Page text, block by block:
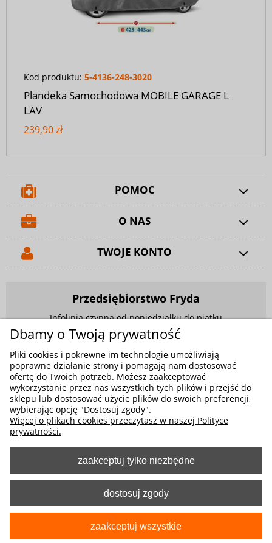
Kod produktu: 5-4136-248-3020
Plandeka Samochodowa MOBILE GARAGE L
LAV
239,90 zł
POMOC
O NAS
TWOJE KONTO
Przedsiębiorstwo Fryda
Infolinia czynna od poniedziałku do piątku
w godzinach 9.00 - 17.00
881 703 704
E-mail:sklep@fryda.com.pl
Sklepy stacjonarne:
ul. Składowa 26, 34-400 Nowy Targ
ul. Żywiecka 91, 43-300 Bielsko-Biała
MOŻLIWE FORMY PŁATNOŚCI
pokaż pełną wersję strony
Dbamy o Twoją prywatność
Pliki cookies i pokrewne im technologie umożliwiają
poprawne działanie strony i pomagają nam dostosować
ofertę do Twoich potrzeb. Możesz zaakceptować
wykorzystanie przez nas wszystkich tych plików i przejść do
sklepu lub dostosować użycie plików do swoich preferencji,
wybierając opcję "Dostosuj zgody".
Więcej o plikach cookies przeczytasz w naszej Polityce
prywatności.
zaakceptuj tylko niezbędne
dostosuj zgody
zaakceptuj wszystkie